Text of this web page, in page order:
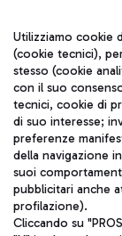
Seguici sui
Utilizziamo cookie
(cookie tecnici),
stesso (cookie
con il suo
tecnici, cookie di
di suo interesse;
preferenze
della navigazione
suoi
pubblicitari anche
profilazione).
Cliccando su